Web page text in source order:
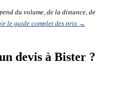
du volume, de la distance, de
le guide complet des prix →
devis à Bister ?